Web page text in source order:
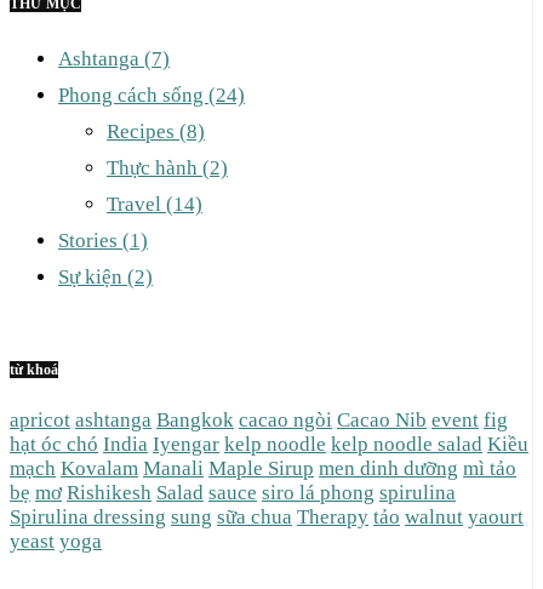
Ashtanga (7)
Phong cách sống (24)
Recipes (8)
Thực hành (2)
Travel (14)
Stories (1)
Sự kiện (2)
từ khoá
apricot ashtanga Bangkok cacao ngòi Cacao Nib event fig
hạt óc chó India Iyengar kelp noodle kelp noodle salad Kiều
mạch Kovalam Manali Maple Sirup men dinh dưỡng mì tảo
bẹ mơ Rishikesh Salad sauce siro lá phong spirulina
Spirulina dressing sung sữa chua Therapy tảo walnut yaourt
yeast yoga